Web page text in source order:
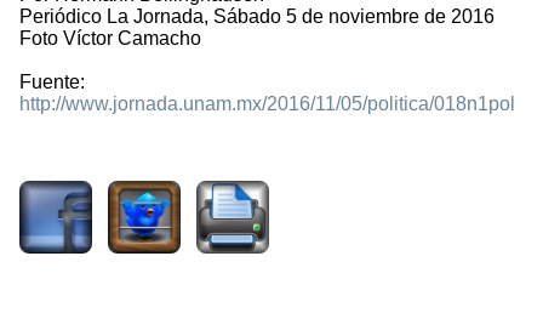
Periódico La Jornada, Sábado 5 de noviembre de 2016
Foto Víctor Camacho
Fuente:
http://www.jornada.unam.mx/2016/11/05/politica/018n1pol